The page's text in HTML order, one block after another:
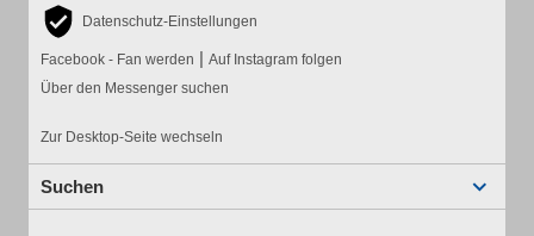
Datenschutz-Einstellungen
Facebook - Fan werden | Auf Instagram folgen
Über den Messenger suchen
Zur Desktop-Seite wechseln
Suchen